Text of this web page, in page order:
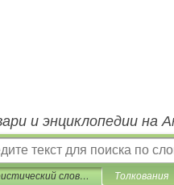
и энциклопедии на
Атеистический словарь Толкования